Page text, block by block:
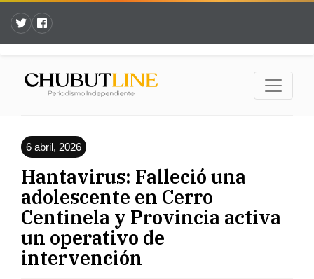
6 abril, 2026
Hantavirus: Falleció una
adolescente en Cerro
Centinela y Provincia activa
un operativo de
intervención